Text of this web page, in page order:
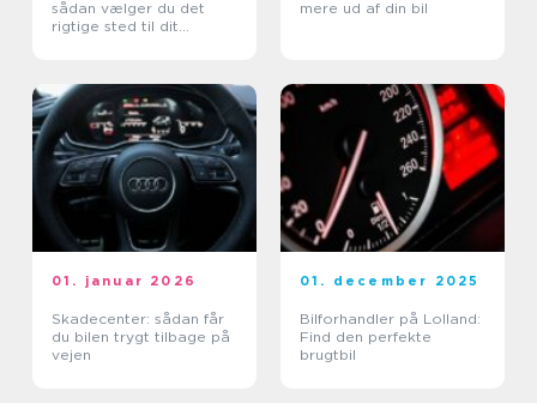
sådan vælger du det
rigtige sted til dit
mere ud af din bil
01. januar 2026
Skadecenter: sådan får
du bilen trygt tilbage på
vejen
01. december 2025
Bilforhandler på Lolland:
Find den perfekte
brugtbil